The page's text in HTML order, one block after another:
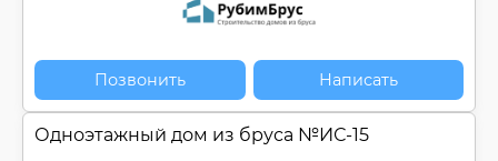
Позвонить Написать
Одноэтажный дом из бруса №ИС-15